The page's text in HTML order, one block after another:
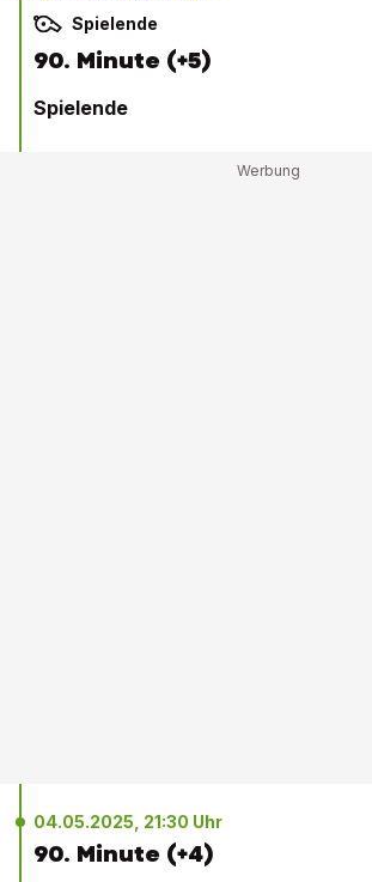
Spielende
90. Minute (+5)
Spielende
04.05.2025, 21:30 Uhr
90. Minute (+4)